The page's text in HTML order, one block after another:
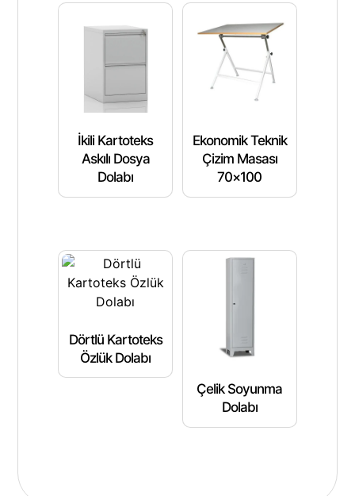
İkili Kartoteks
Askılı Dosya
Dolabı
Ekonomik Teknik
Çizim Masası
70×100
Dörtlü Kartoteks
Özlük Dolabı
Çelik Soyunma
Dolabı